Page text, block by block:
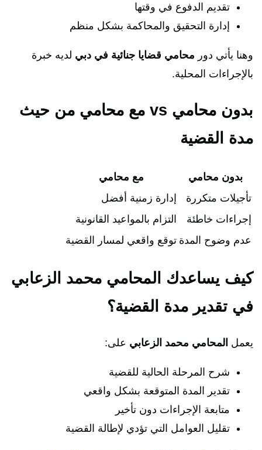
تقديم الدفوع في وقتها
إدارة التحقيق والمحاكمة بشكل منظم
وهنا يأتي دور محامي قضايا جنائية في دبي لديه خبرة
بالإجراءات المحلية.
بدون محامي vs مع محامي من حيث
مدة القضية
بدون محامي
مع محامي
تأجيلات متكررة
إدارة زمنية أفضل
إجراءات خاطئة
التزام بالمواعيد القانونية
عدم وضوح المدة توقع واقعي لمسار القضية
كيف يساعدك المحامي محمد الزعابي
في تقدير مدة القضية؟
يعمل المحامي محمد الزعابي على:
شرح المرحلة الحالية للقضية
تقدير المدة المتوقعة بشكل واقعي
متابعة الإجراءات دون تأخير
تقليل العوامل التي تؤدي لإطالة القضية